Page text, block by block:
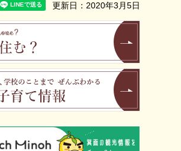
更新日：2020年3月5日